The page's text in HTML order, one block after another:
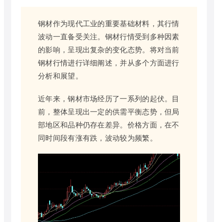
钢材作为现代工业的重要基础材料，其行情
波动一直备受关注。钢材行情受到多种因素
的影响，呈现出复杂的变化态势。将对当前
钢材行情进行详细阐述，并从多个方面进行
分析和展望。
近年来，钢材市场经历了一系列的起伏。目
前，整体呈现出一定的供需平衡态势，但局
部地区和品种仍存在差异。价格方面，在不
同时间段有涨有跌，波动较为频繁。